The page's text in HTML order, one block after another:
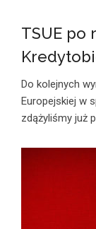
TSUE po
Do kolejnych
Europejskiej w
zdążyliśmy już